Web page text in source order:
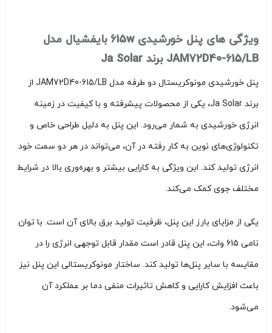
ویژگی های پنل خورشیدی 615w بایفشیال مدل
JAM72D40-615/LB برند Ja Solar
پنل خورشیدی مونوکریستال دو طرفه مدل JAM72D40-615/LB از
برند Ja Solar، یکی از محصولات پیشرفته و با کیفیت در زمینه
انرژی خورشیدی به شمار می‌رود. این پنل به دلیل طراحی خاص و
تکنولوژی‌های نوین به کار رفته در آن، می‌تواند در هر دو سمت خود
انرژی تولید کند. این ویژگی به کارایی بیشتر و بهره‌وری بالا در شرایط
مختلف جوی کمک می‌کند.
یکی از مزایای بارز این پنل، ظرفیت تولید برق بالای آن است. با توان
نامی 615 وات، این پنل قادر است مقدار قابل توجهی انرژی را در
مقایسه با سایر پنل‌ها تولید کند. ساختار مونوکریستالی این پنل نیز
باعث افزایش کارایی و کاهش تاثیرات منفی دما بر عملکرد آن
می‌شود.